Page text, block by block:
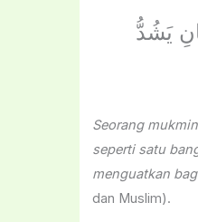
يَشُدُّ
Seorang
seperti satu
menguatkan
dan Muslim).